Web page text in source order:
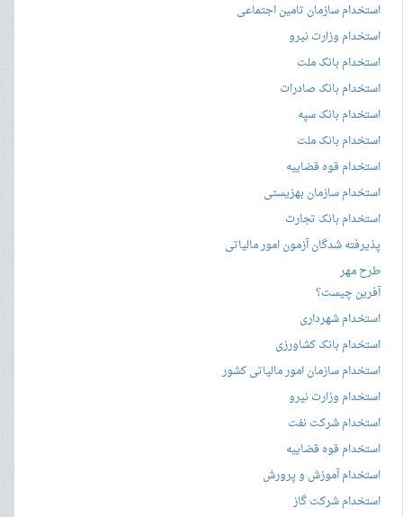
استخدام سازمان تامین اجتماعی
استخدام وزارت نیرو
استخدام بانک ملت
استخدام بانک صادرات
استخدام بانک سپه
استخدام بانک ملت
استخدام قوه قضاییه
استخدام سازمان بهزیستی
استخدام بانک تجارت
پذیرفته شدگان آزمون امور مالیاتی
طرح مهر
آفرین چیست؟
استخدام شهرداری
استخدام بانک کشاورزی
استخدام سازمان امور مالیاتی کشور
استخدام وزارت نیرو
استخدام شرکت نفت
استخدام قوه قضاییه
استخدام آموزش و پرورش
استخدام شرکت گاز